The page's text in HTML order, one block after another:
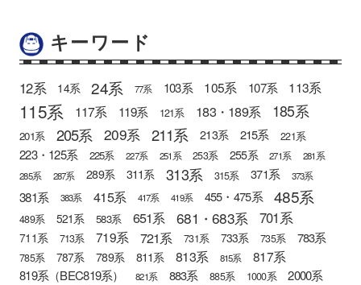
キーワード
12系 14系 24系 77系 103系 105系 107系 113系
115系 117系 119系 121系 183・189系 185系
201系 205系 209系 211系 213系 215系 221系
223・125系 225系 227系 251系 253系 255系 271系
281系
285系
287系 289系 311系 313系 315系 371系 373系
381系 383系 415系 417系 419系 455・475系 485系
489系 521系 583系 651系 681・683系 701系
711系 713系 719系 721系 731系 733系 735系 783系
785系 787系 789系 811系 813系 815系 817系
819系（BEC819系） 821系 883系 885系 1000系 2000系